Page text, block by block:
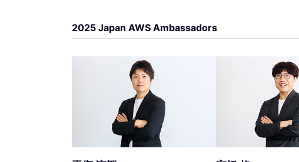
2025 Japan AWS Ambassadors